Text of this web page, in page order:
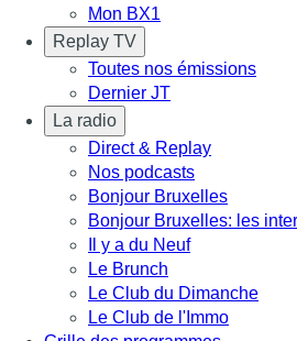
Mon BX1
Replay TV
Toutes nos émissions
Dernier JT
La radio
Direct & Replay
Nos podcasts
Bonjour Bruxelles
Bonjour Bruxelles: les
Il y a du Neuf
Le Brunch
Le Club du Dimanche
Le Club de l'Immo